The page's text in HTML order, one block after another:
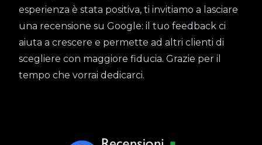
esperienza è stata positiva, ti invitiamo a lasciare
una recensione su Google: il tuo feedback ci
aiuta a crescere e permette ad altri clienti di
scegliere con maggiore fiducia. Grazie per il
tempo che vorrai dedicarci.